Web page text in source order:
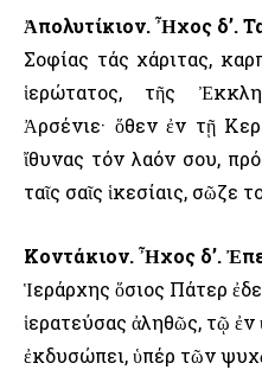
Ἀπολυτίκιον. Ἦχος δ’.
Σοφίας τάς χάριτας,
ἱερώτατος, τῆς
Ἀρσένιε· ὅθεν ἐν τῇ
ἴθυνας τόν λαόν σου,
ταῖς σαῖς ἱκεσίαις, σῶζε
Κοντάκιον. Ἦχος δ’.
Ἱεράρχης ὅσιος Πάτερ
ἱερατεύσας ἀληθῶς, τῷ ἐν
ἐκδυσώπει, ὑπέρ τῶν